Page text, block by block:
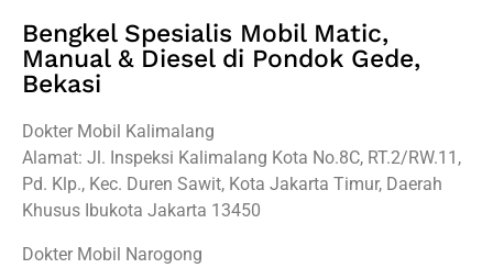
Bengkel Spesialis Mobil Matic,
Manual & Diesel di Pondok Gede,
Bekasi
Dokter Mobil Kalimalang
Alamat: Jl. Inspeksi Kalimalang Kota No.8C, RT.2/RW.11,
Pd. Klp., Kec. Duren Sawit, Kota Jakarta Timur, Daerah
Khusus Ibukota Jakarta 13450
Dokter Mobil Narogong